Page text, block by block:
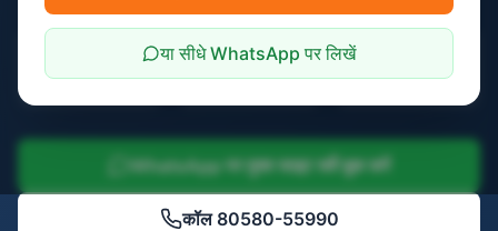
₹4,400
WhatsApp पर मुफ्त साइट सर्वे बुक करें
कॉल80580-55990
या सीधे WhatsApp पर लिखें